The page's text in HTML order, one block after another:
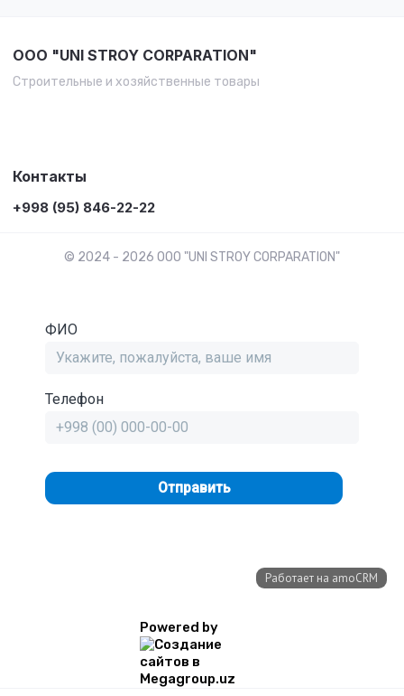
OOO "UNI STROY CORPARATION"
Строительные и хозяйственные товары
Контакты
+998 (95) 846-22-22
© 2024 - 2026 OOO "UNI STROY CORPARATION"
Powered by